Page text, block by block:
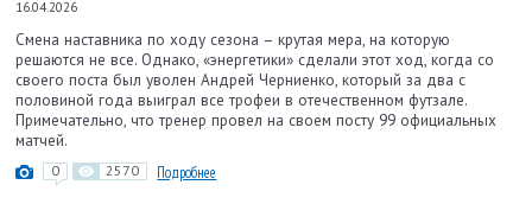
16.04.2026
Смена наставника по ходу сезона – крутая мера, на которую
решаются не все. Однако, «энергетики» сделали этот ход, когда со
своего поста был уволен Андрей Черниенко, который за два с
половиной года выиграл все трофеи в отечественном футзале.
Примечательно, что тренер провел на своем посту 99 официальных
матчей.
0 2570 Подробнее